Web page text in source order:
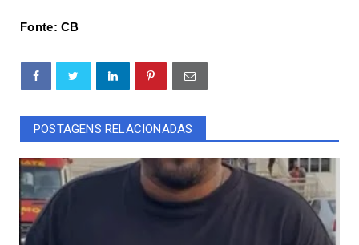
Fonte: CB
POSTAGENS RELACIONADAS